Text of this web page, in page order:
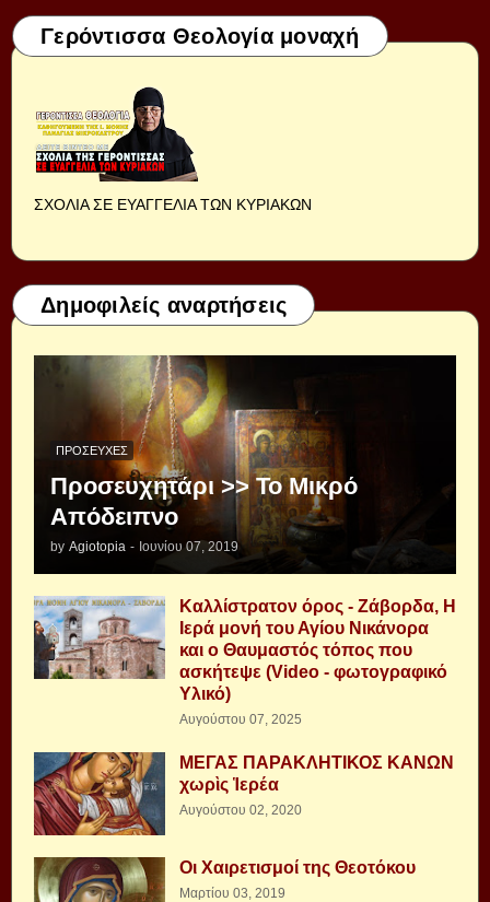
Γερόντισσα Θεολογία μοναχή
ΣΧΟΛΙΑ ΣΕ ΕΥΑΓΓΕΛΙΑ ΤΩΝ ΚΥΡΙΑΚΩΝ
Δημοφιλείς αναρτήσεις
ΠΡΟΣΕΥΧΈΣ
Προσευχητάρι >> Το Μικρό
Απόδειπνο
by Agiotopia - Ιουνίου 07, 2019
Καλλίστρατον όρος - Ζάβορδα, Η
Ιερά μονή του Αγίου Νικάνορα
και ο Θαυμαστός τόπος που
ασκήτεψε (Video - φωτογραφικό
Υλικό)
Αυγούστου 07, 2025
ΜΕΓΑΣ ΠΑΡΑΚΛΗΤΙΚΟΣ ΚΑΝΩΝ
χωρὶς Ἱερέα
Αυγούστου 02, 2020
Οι Χαιρετισμοί της Θεοτόκου
Μαρτίου 03, 2019